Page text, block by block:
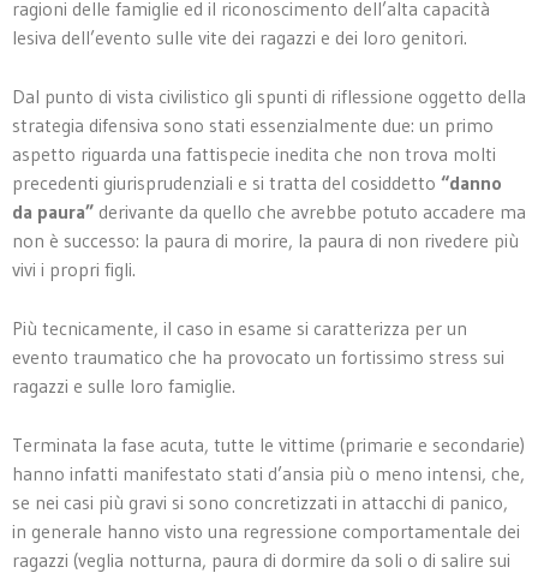
ragioni delle famiglie ed il riconoscimento dell’alta capacità
lesiva dell’evento sulle vite dei ragazzi e dei loro genitori.
Dal punto di vista civilistico gli spunti di riflessione oggetto della
strategia difensiva sono stati essenzialmente due: un primo
aspetto riguarda una fattispecie inedita che non trova molti
precedenti giurisprudenziali e si tratta del cosiddetto “danno
da paura” derivante da quello che avrebbe potuto accadere ma
non è successo: la paura di morire, la paura di non rivedere più
vivi i propri figli.
Più tecnicamente, il caso in esame si caratterizza per un
evento traumatico che ha provocato un fortissimo stress sui
ragazzi e sulle loro famiglie.
Terminata la fase acuta, tutte le vittime (primarie e secondarie)
hanno infatti manifestato stati d’ansia più o meno intensi, che,
se nei casi più gravi si sono concretizzati in attacchi di panico,
in generale hanno visto una regressione comportamentale dei
ragazzi (veglia notturna, paura di dormire da soli o di salire sui